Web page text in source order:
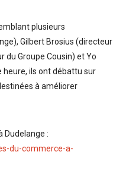
plusieurs
Gilbert Brosius (directeur
du Groupe Cousin) et Yo
heure, ils ont débattu sur
à améliorer
Dudelange :
du-commerce-a-